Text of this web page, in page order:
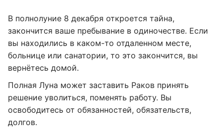
В полнолуние 8 декабря откроется тайна,
закончится ваше пребывание в одиночестве. Если
вы находились в каком-то отдаленном месте,
больнице или санатории, то это закончится, вы
вернётесь домой.
Полная Луна может заставить Раков принять
решение уволиться, поменять работу. Вы
освободитесь от обязанностей, обязательств,
долгов.